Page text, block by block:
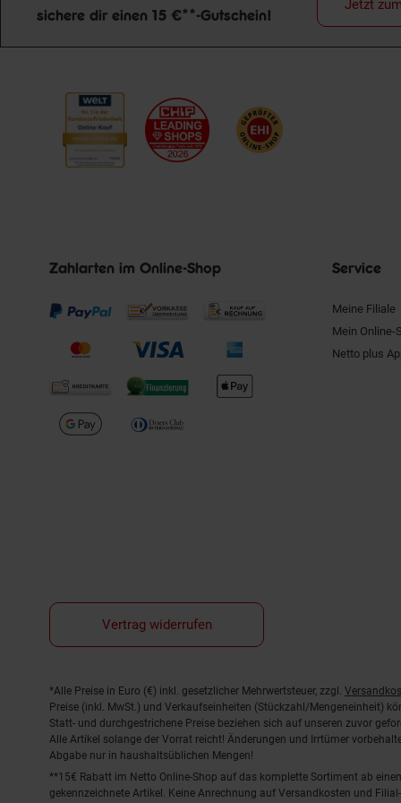
Newsletter Anmeldung
sichere dir einen 15 €**-Gutschein!
Jetzt
Zahlarten im Online-Shop Service
Meine Filiale
Mein Online-
Netto plus
Vertrag widerrufen
Fußnoten
*Alle Preise in Euro (€) inkl. gesetzlicher Mehrwertsteuer, zzgl.
Preise (inkl. MwSt.) und Verkaufseinheiten (Stückzahl/Mengeneinheit)
Statt- und durchgestrichene Preise beziehen sich auf unseren zuvor
Alle Artikel solange der Vorrat reicht! Änderungen und Irrtümer
Abgabe nur in haushaltsüblichen Mengen!
**15€ Rabatt im Netto Online-Shop auf das komplette Sortiment ab
gekennzeichnete Artikel. Keine Anrechnung auf Versandkosten und